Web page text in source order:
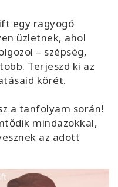
egy ragyogó
üzletnek, ahol
– szépség,
Terjeszd ki az
körét.
a tanfolyam során!
mindazokkal,
az adott